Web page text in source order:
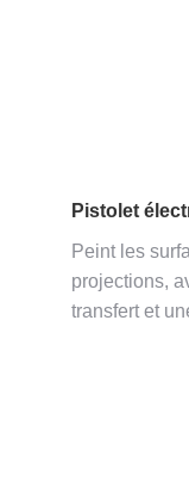
Pistolet
Peint les
projections,
transfert et